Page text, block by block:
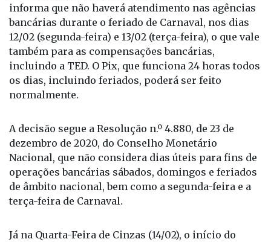
informa que não haverá atendimento nas agências
bancárias durante o feriado de Carnaval, nos dias
12/02 (segunda-feira) e 13/02 (terça-feira), o que vale
também para as compensações bancárias,
incluindo a TED. O Pix, que funciona 24 horas todos
os dias, incluindo feriados, poderá ser feito
normalmente.
A decisão segue a Resolução n.º 4.880, de 23 de
dezembro de 2020, do Conselho Monetário
Nacional, que não considera dias úteis para fins de
operações bancárias sábados, domingos e feriados
de âmbito nacional, bem como a segunda-feira e a
terça-feira de Carnaval.
Já na Quarta-Feira de Cinzas (14/02), o início do